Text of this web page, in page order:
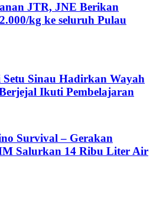
JTR, JNE Berikan
kg ke seluruh Pulau
Sinau Hadirkan Wayah
Ikuti Pembelajaran
Survival – Gerakan
Salurkan 14 Ribu Liter Air